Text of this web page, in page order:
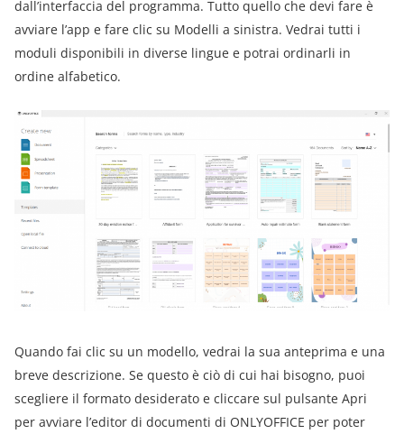
dall’interfaccia del programma. Tutto quello che devi fare è
avviare l’app e fare clic su Modelli a sinistra. Vedrai tutti i
moduli disponibili in diverse lingue e potrai ordinarli in
ordine alfabetico.
Quando fai clic su un modello, vedrai la sua anteprima e una
breve descrizione. Se questo è ciò di cui hai bisogno, puoi
scegliere il formato desiderato e cliccare sul pulsante Apri
per avviare l’editor di documenti di ONLYOFFICE per poter